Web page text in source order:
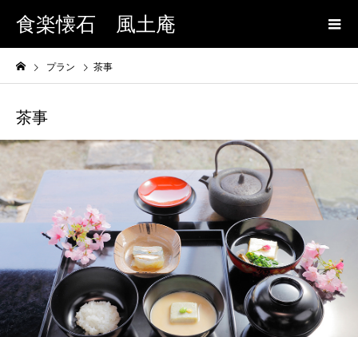
食楽懐石 風土庵
プラン 茶事
茶事